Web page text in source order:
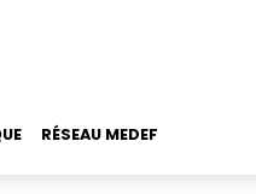
RÉSEAU MEDEF